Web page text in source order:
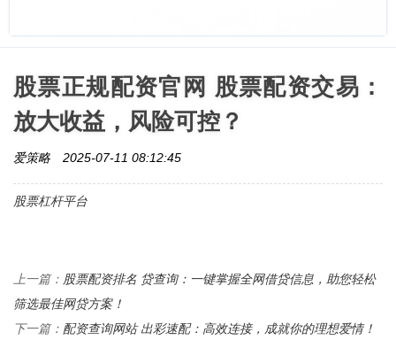
股票正规配资官网 股票配资交易：
放大收益，风险可控？
爱策略 2025-07-11 08:12:45
股票杠杆平台
上一篇： 股票配资排名 贷查询：一键掌握全网借贷信息，助您轻松
筛选最佳网贷方案！
下一篇： 配资查询网站 出彩速配：高效连接，成就你的理想爱情！